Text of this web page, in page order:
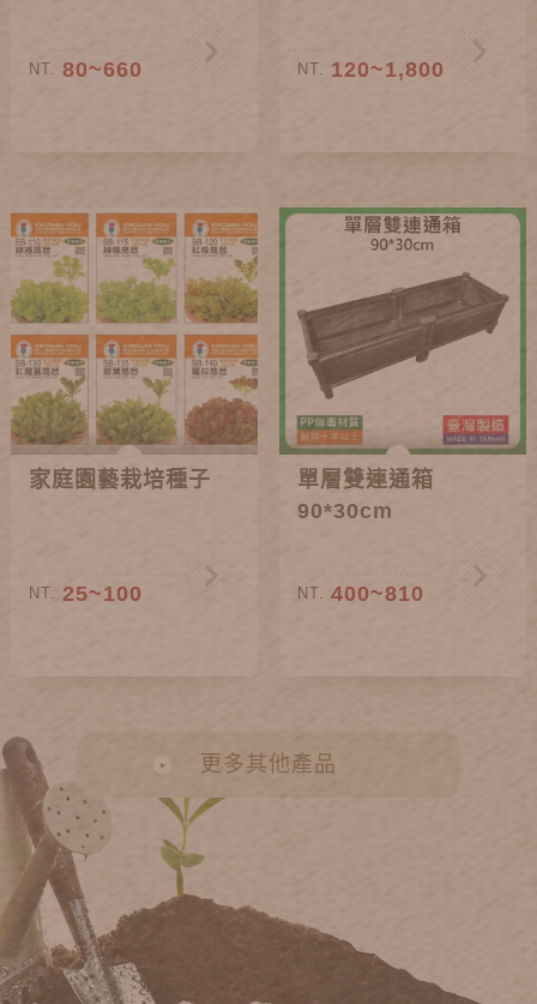
NT. 80~660 NT. 120~1,800
家庭園藝栽培種子
NT. 25~100
單層雙連通箱
90*30cm
NT. 400~810
更多其他產品